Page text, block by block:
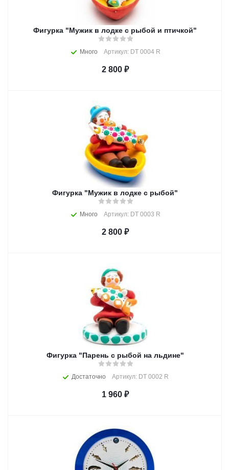
Фигурка "Мужик в лодке с рыбой и птичкой"
Много Артикул: DT 0004 R
2 800₽
Фигурка "Мужик в лодке с рыбой"
Много Артикул: DT 0003 R
2 800₽
Фигурка "Парень с рыбой на льдине"
Достаточно Артикул: DT 0002 R
1 960₽